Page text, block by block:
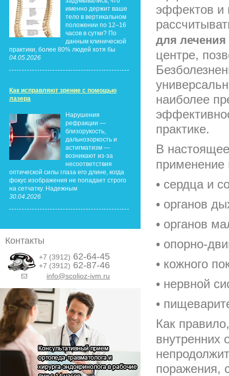
именно держит ваше
тело в вертикальном
положении по 12–16
часов в сутки? По
данным клинической
практики, более 80% людей хотя бы
04.05.2026
Как исправляют зрение с помощью
лазера
Нарушения
рефракции —
близорукость,
дальнозоркость и
астигматизм —
возникают из-за
несоответствия
оптической силы глаза его длине, когда
фокус изображения не попадает строго
на сетчатку. Надежным
30.04.2026
Контакты
+7 (3912) 62-64-45
+7 (3912) 62-87-46
info@scolioz-ivm.ru
эффектов и
для лечения
центре,
наиболее
практике.
В
применение
• сердца и
• органов
• органов
• опорно-
• кожного
• нервной
•
Как
внутренних
поражения,